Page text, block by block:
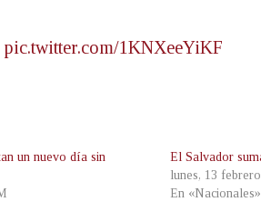
pic.twitter.com/1KNXeeYiKF
un nuevo día sin
El Salvador
lunes, 13
En «Nacionales»